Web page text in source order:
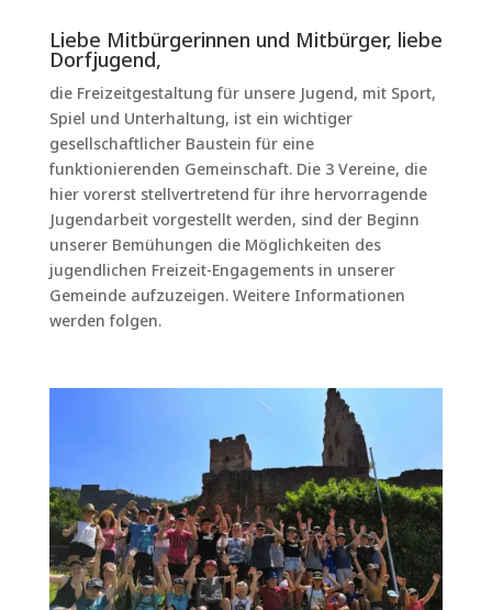
Liebe Mitbürgerinnen und Mitbürger, liebe
Dorfjugend,
die Freizeitgestaltung für unsere Jugend, mit Sport,
Spiel und Unterhaltung, ist ein wichtiger
gesellschaftlicher Baustein für eine
funktionierenden Gemeinschaft. Die 3 Vereine, die
hier vorerst stellvertretend für ihre hervorragende
Jugendarbeit vorgestellt werden, sind der Beginn
unserer Bemühungen die Möglichkeiten des
jugendlichen Freizeit-Engagements in unserer
Gemeinde aufzuzeigen. Weitere Informationen
werden folgen.